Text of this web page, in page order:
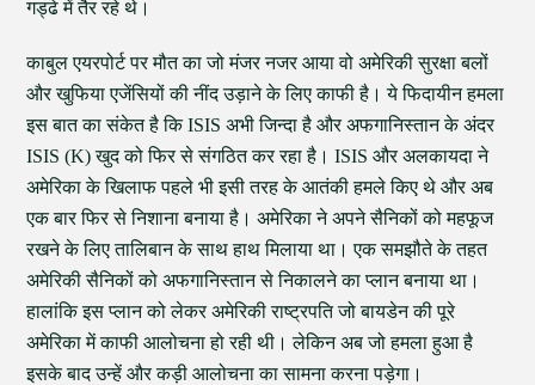
गड्ढे में तैर रहे थे।
काबुल एयरपोर्ट पर मौत का जो मंजर नजर आया वो अमेरिकी सुरक्षा बलों
और खुफिया एजेंसियों की नींद उड़ाने के लिए काफी है। ये फिदायीन हमला
इस बात का संकेत है कि ISIS अभी जिन्दा है और अफगानिस्तान के अंदर
ISIS (K) खुद को फिर से संगठित कर रहा है। ISIS और अलकायदा ने
अमेरिका के खिलाफ पहले भी इसी तरह के आतंकी हमले किए थे और अब
एक बार फिर से निशाना बनाया है। अमेरिका ने अपने सैनिकों को महफूज
रखने के लिए तालिबान के साथ हाथ मिलाया था। एक समझौते के तहत
अमेरिकी सैनिकों को अफगानिस्तान से निकालने का प्लान बनाया था।
हालांकि इस प्लान को लेकर अमेरिकी राष्ट्रपति जो बायडेन की पूरे
अमेरिका में काफी आलोचना हो रही थी। लेकिन अब जो हमला हुआ है
इसके बाद उन्हें और कड़ी आलोचना का सामना करना पड़ेगा।